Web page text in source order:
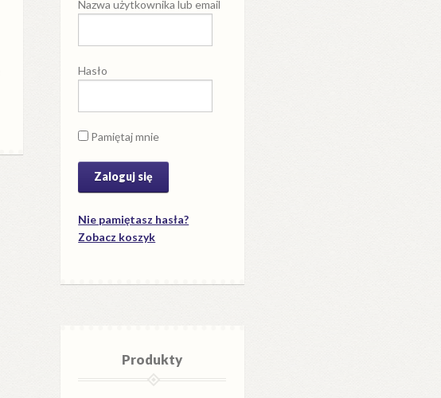
Nazwa użytkownika lub email
Hasło
Pamiętaj mnie
Nie pamiętasz hasła?
Zobacz koszyk
Produkty